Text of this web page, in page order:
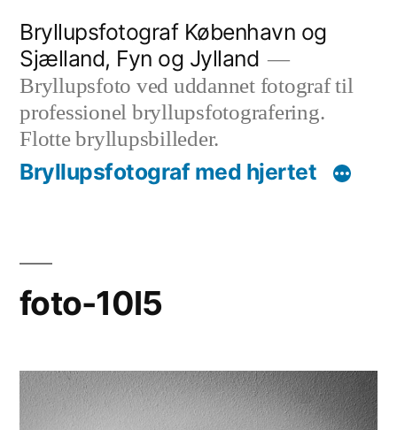
indhold
Bryllupsfotograf København og
Sjælland, Fyn og Jylland
Bryllupsfoto ved uddannet fotograf til
professionel bryllupsfotografering.
Flotte bryllupsbilleder.
Bryllupsfotograf med hjertet
foto-10l5